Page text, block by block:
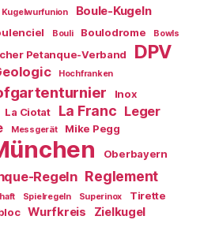
Kugelwurfunion Boule-Kugeln
Bouli Boulodrome Bowls
Petanque-Verband DPV
Hochfranken
Inox
La Ciotat La Franc Leger
Messgerät Mike Pegg
Oberbayern
Regeln Reglement
Spielregeln Superinox
Tirette
Wurfkreis Zielkugel